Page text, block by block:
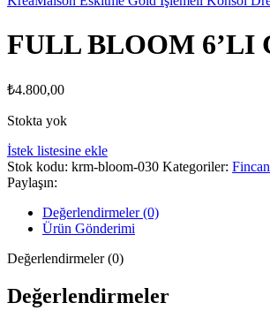
FULL BLOOM 6’LI
₺4.800,00
Stokta yok
İstek listesine ekle
Stok kodu: krm-bloom-030 Kategoriler:
Paylaşın:
Değerlendirmeler (0)
Ürün Gönderimi
Değerlendirmeler (0)
Değerlendirmeler